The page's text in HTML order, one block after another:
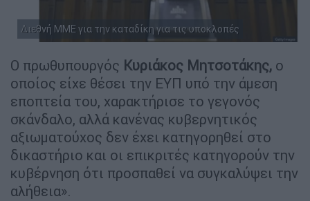
Διεθνή ΜΜΕ για την καταδίκη για τις υποκλοπές
Ο πρωθυπουργός Κυριάκος Μητσοτάκης, ο
οποίος είχε θέσει την ΕΥΠ υπό την άμεση
εποπτεία του, χαρακτήρισε το γεγονός
σκάνδαλο, αλλά κανένας κυβερνητικός
αξιωματούχος δεν έχει κατηγορηθεί στο
δικαστήριο και οι επικριτές κατηγορούν την
κυβέρνηση ότι προσπαθεί να συγκαλύψει την
αλήθεια».